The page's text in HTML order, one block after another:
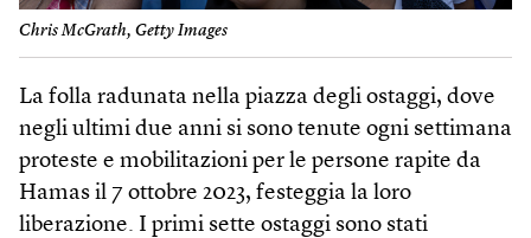
Chris McGrath, Getty Images
La folla radunata nella piazza degli ostaggi, dove
negli ultimi due anni si sono tenute ogni settimana
proteste e mobilitazioni per le persone rapite da
Hamas il 7 ottobre 2023, festeggia la loro
liberazione. I primi sette ostaggi sono stati